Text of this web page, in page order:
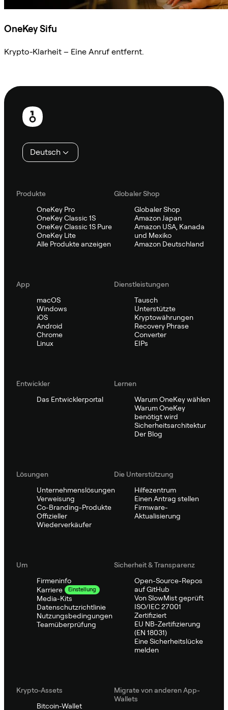
OneKey Sifu
Krypto-Klarheit – Eine Anruf entfernt.
Fußzeile
Deutsch
Produkte
OneKey Pro
OneKey Classic 1S
OneKey Classic 1S Pure
OneKey Lite
Alle Produkte anzeigen
Globaler Shop
Globaler Shop
Amazon Japan
Amazon USA, Kanada
und Mexiko
Amazon Deutschland
App
macOS
Windows
iOS
Android
Chrome
Linux
Dienstleistungen
Tausch
Unterstützte
Kryptowährungen
Recovery Phrase
Converter
EIPs
Entwickler
Das Entwicklerportal
Lernen
Warum OneKey wählen
Warum OneKey
benötigt wird
Sicherheitsarchitektur
Der Blog
Lösungen
Unternehmenslösungen
Verweisung
Co-Branding-Produkte
Offizieller
Wiederverkäufer
Die Unterstützung
Hilfezentrum
Einen Antrag stellen
Firmware-
Aktualisierung
Um
Firmeninfo
Karriere
Einstellung
Media-Kits
Datenschutzrichtlinie
Nutzungsbedingungen
Teamüberprüfung
Sicherheit & Transparenz
Open-Source-Repos
auf GitHub
Von SlowMist geprüft
ISO/IEC 27001
Zertifiziert
EU NB-Zertifizierung
(EN 18031)
Eine Sicherheitslücke
melden
Krypto-Assets
Bitcoin-Wallet
Migrate von anderen App-
Wallets